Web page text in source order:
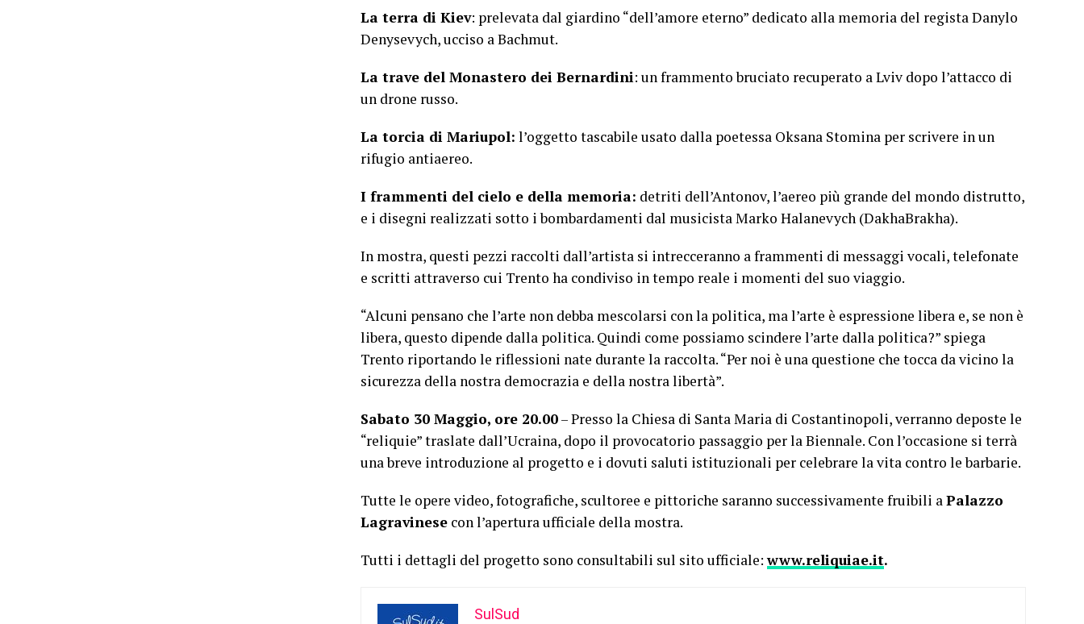
La terra di Kiev: prelevata dal giardino “dell’amore eterno” dedicato alla memoria del regista Danylo
Denysevych, ucciso a Bachmut.
La trave del Monastero dei Bernardini: un frammento bruciato recuperato a Lviv dopo l’attacco di
un drone russo.
La torcia di Mariupol: l’oggetto tascabile usato dalla poetessa Oksana Stomina per scrivere in un
rifugio antiaereo.
I frammenti del cielo e della memoria: detriti dell’Antonov, l’aereo più grande del mondo distrutto,
e i disegni realizzati sotto i bombardamenti dal musicista Marko Halanevych (DakhaBrakha).
In mostra, questi pezzi raccolti dall’artista si intrecceranno a frammenti di messaggi vocali, telefonate
e scritti attraverso cui Trento ha condiviso in tempo reale i momenti del suo viaggio.
“Alcuni pensano che l’arte non debba mescolarsi con la politica, ma l’arte è espressione libera e, se non è
libera, questo dipende dalla politica. Quindi come possiamo scindere l’arte dalla politica?” spiega
Trento riportando le riflessioni nate durante la raccolta. “Per noi è una questione che tocca da vicino la
sicurezza della nostra democrazia e della nostra libertà”.
Sabato 30 Maggio, ore 20.00– Presso la Chiesa di Santa Maria di Costantinopoli, verranno deposte le
“reliquie” traslate dall’Ucraina, dopo il provocatorio passaggio per la Biennale. Con l’occasione si terrà
una breve introduzione al progetto e i dovuti saluti istituzionali per celebrare la vita contro le barbarie.
Tutte le opere video, fotografiche, scultoree e pittoriche saranno successivamente fruibili aPalazzo
Lagravinese con l’apertura ufficiale della mostra.
Tutti i dettagli del progetto sono consultabili sul sito ufficiale:www.reliquiae.it.
SulSud